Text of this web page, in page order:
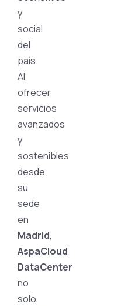
y
social
del
país.
Al
ofrecer
servicios
avanzados
y
sostenibles
desde
su
sede
en
Madrid,
AspaCloud
DataCenter
no
solo